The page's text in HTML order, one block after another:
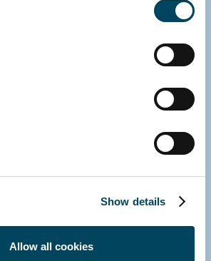
Show details
Allow all cookies
187 M